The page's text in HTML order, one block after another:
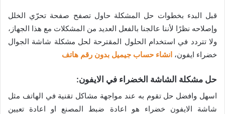
قبل البدء بخطوات حل المشكلة حاول تصفح صفحة تحرّي الخلل
وإصلاحه نظرًا لأننا عالجنا بالفعل العديد من المشكلات مع هذا الجهاز،
ولا تتردد في استخدام الحلول المقترحة لحل مشكلة شاشة الجوال
خضراء ايفون، انشاء حساب جيميل بدون رقم هاتف
حل مشكلة الشاشة الخضراء في الايفون:
اسهل وافضل حل تقوم به عند مواجهة مشاكل تقنية في الهاتف مثل
شاشة الايفون خضراء هو اعادة ضبط المصنع او اعادة تعيين